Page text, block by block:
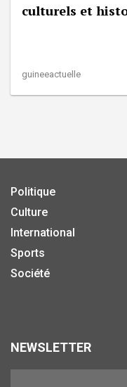
culturels et
guineeactuelle
Politique
Culture
International
Sports
Société
NEWSLETTER